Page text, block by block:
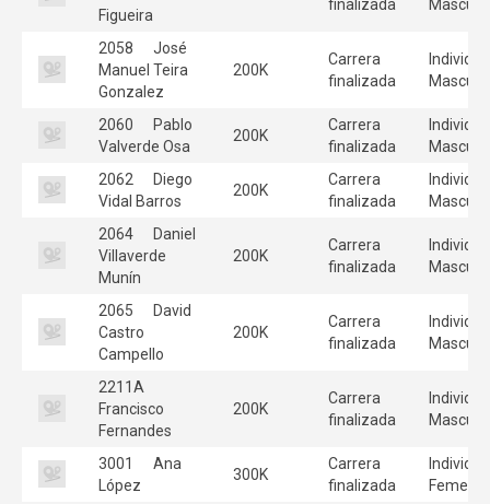
Figueira
finalizada
2058
José
Manuel Teira
Gonzalez
200K
Carrera
finalizada
2060
Pablo
Valverde Osa
200K
Carrera
finalizada
2062
Diego
Vidal Barros
200K
Carrera
finalizada
2064
Daniel
Villaverde
Munín
200K
Carrera
finalizada
2065
David
Castro
Campello
200K
Carrera
finalizada
2211A
Francisco
Fernandes
200K
Carrera
finalizada
3001
Ana
López
300K
Carrera
finalizada